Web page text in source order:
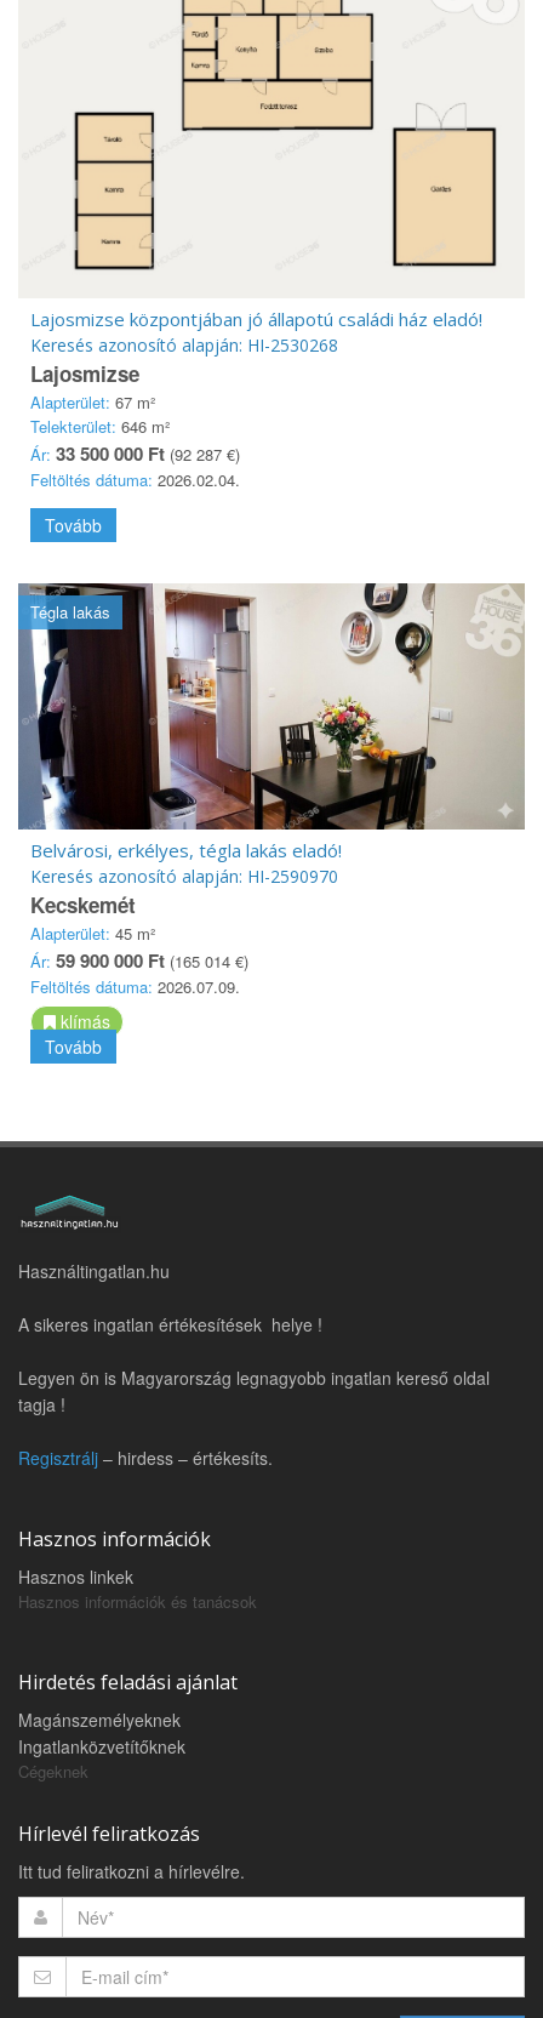
Lajosmizse központjában jó állapotú családi ház eladó!
Keresés azonosító alapján: HI-2530268
Lajosmizse
Alapterület: 67 m²
Telekterület: 646 m²
Ár: 33 500 000 Ft (92 287 €)
Feltöltés dátuma: 2026.02.04.
Tovább
Tégla lakás
Belvárosi, erkélyes, tégla lakás eladó!
Keresés azonosító alapján: HI-2590970
Kecskemét
Alapterület: 45 m²
Ár: 59 900 000 Ft (165 014 €)
Feltöltés dátuma: 2026.07.09.
klímás
Tovább
Használtingatlan.hu
A sikeres ingatlan értékesítések helye !
Legyen ön is Magyarország legnagyobb ingatlan kereső oldal
tagja !
Regisztrálj – hirdess – értékesíts.
Hasznos információk
Hasznos linkek
Hasznos információk és tanácsok
Hirdetés feladási ajánlat
Magánszemélyeknek
Ingatlanközvetítőknek
Cégeknek
Hírlevél feliratkozás
Itt tud feliratkozni a hírlevélre.